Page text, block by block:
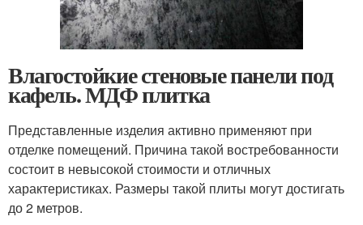
Влагостойкие стеновые панели под
кафель. МДФ плитка
Представленные изделия активно применяют при
отделке помещений. Причина такой востребованности
состоит в невысокой стоимости и отличных
характеристиках. Размеры такой плиты могут достигать
до 2 метров.